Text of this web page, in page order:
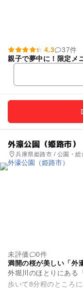
4.3
37件
親子で夢中に！限定メ
外濠公園（姫路市）
兵庫県姫路市 / 公園・総
未評価
0件
満開の桜が美しい「外
外堀川のほとりにある
歩いて8分程のところ